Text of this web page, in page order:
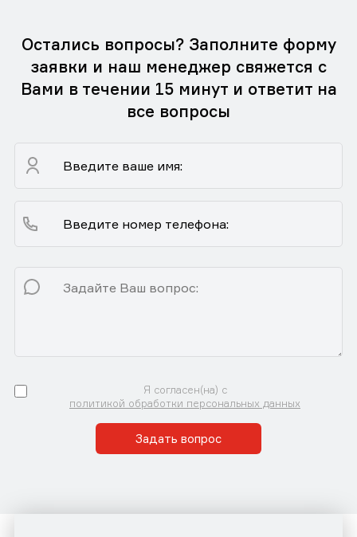
Остались вопросы? Заполните форму
заявки и наш менеджер свяжется с
Вами в течении 15 минут и ответит на
все вопросы
Я согласен(на) с
политикой обработки персональных данных
Задать вопрос